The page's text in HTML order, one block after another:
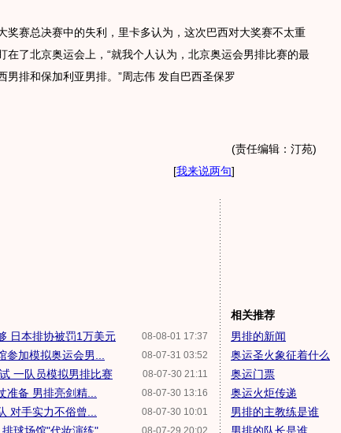
赛总决赛中的失利，里卡多认为，这次巴西对大奖赛不太重
在了北京奥运会上，“就我个人认为，北京奥运会男排比赛的最
男排和保加利亚男排。”周志伟 发自巴西圣保罗
(责任编辑：汀苑)
[我来说两句]
08-08-01 17:37
日本排协被罚1万美元
08-07-31 03:52
加模拟奥运会男...
08-07-30 21:11
一队员模拟男排比赛
08-07-30 13:16
准备 男排亮剑精...
08-07-30 10:01
对手实力不俗曾...
08-07-29 20:02
相关推荐
男排的新闻
奥运圣火象征着什么
奥运门票
奥运火炬传递
男排的主教练是谁